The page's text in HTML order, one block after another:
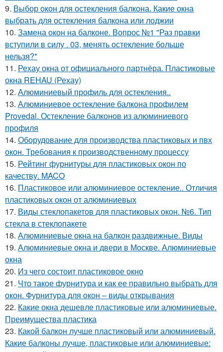
9. Выбор окон для остекления балкона. Какие окна
выбрать для остекления балкона или лоджии
10. Замена окон на балконе. Вопрос №1 "Раз правки
вступили в силу . 03, менять остекление больше
нельзя?"
11. Рехау окна от официального партнёра. Пластиковые
окна REHAU (Рехау)
12. Алюминиевый профиль для остекления..
13. Алюминиевое остекление балкона профилем
Provedal. Остекление балконов из алюминиевого
профиля
14. Оборудование для производства пластиковых и пвх
окон. Требования к производственному процессу
15. Рейтинг фурнитуры для пластиковых окон по
качеству. MACO
16. Пластиковое или алюминиевое остекление.. Отличия
пластиковых окон от алюминиевых
17. Виды стеклопакетов для пластиковых окон. №6. Тип
стекла в стеклопакете
18. Алюминиевые окна на балкон раздвижные. Виды
19. Алюминиевые окна и двери в Москве. Алюминиевые
окна
20. Из чего состоит пластиковое окно
21. Что такое фурнитура и как ее правильно выбрать для
окон. Фурнитура для окон – виды открывания
22. Какие окна дешевле пластиковые или алюминиевые.
Преимущества пластика
23. Какой балкон лучше пластиковый или алюминиевый.
Какие балконы лучше, пластиковые или алюминиевые: